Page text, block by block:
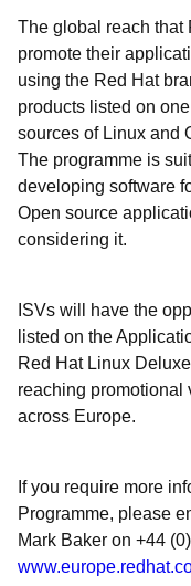
The global reach that
promote their
using the Red Hat
products listed on
sources of Linux and
The programme is
developing software
Open source
considering it.
ISVs will have the
listed on the
Red Hat Linux
reaching promotional
across Europe.
If you require more
Programme, please
Mark Baker on +44